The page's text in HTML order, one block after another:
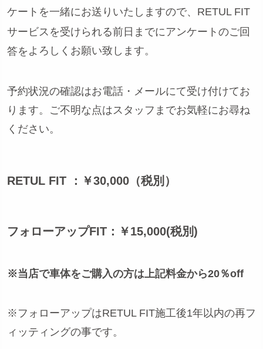
ケートを一緒にお送りいたしますので、RETUL FIT
サービスを受けられる前日までにアンケートのご回
答を よろしくお願い致します。
予約状況の確認はお電話・メールにて受け付けてお
ります。ご不明な点はスタッフまでお気軽にお尋ね
ください。
RETUL FIT ：￥30,000（税別）
フォローアップFIT：￥15,000(税別)
※当店で車体をご購入の方は上記料金から20％off
※フォローアップはRETUL FIT施工後1年以内の再フ
ィッティングの事です。